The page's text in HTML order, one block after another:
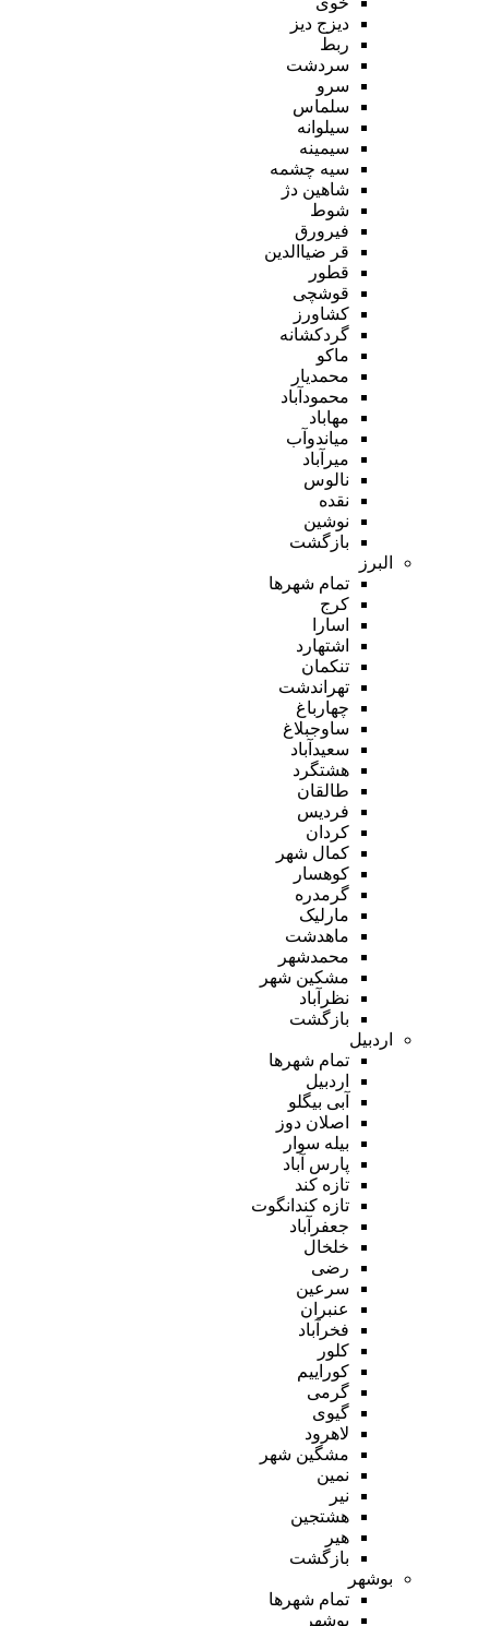
دیزج دیز
ربط
سردشت
سرو
سلماس
سیلوانه
سیمینه
سیه چشمه
شاهین دژ
شوط
فیرورق
قر ضیاالدین
قطور
قوشچی
کشاورز
گردکشانه
ماکو
محمدیار
محمودآباد
مهاباد
میاندوآب
میرآباد
نالوس
نقده
نوشین
بازگشت
البرز
تمام شهر‌ها
کرج
اسارا
اشتهارد
تنکمان
تهراندشت
چهارباغ
ساوجبلاغ
سعیدآباد
هشتگرد
طالقان
فردیس
کردان
کمال شهر
کوهسار
گرمدره
مارلیک
ماهدشت
محمدشهر
مشکین شهر
نظرآباد
بازگشت
اردبیل
تمام شهر‌ها
اردبیل
آبی بیگلو
اصلان دوز
بیله سوار
پارس آباد
تازه کند
تازه کندانگوت
جعفرآباد
خلخال
رضی
سرعین
عنبران
فخرآباد
کلور
کوراییم
گرمی
گیوی
لاهرود
مشگین شهر
نمین
نیر
هشتجین
هیر
بازگشت
بوشهر
تمام شهر‌ها
بوشهر